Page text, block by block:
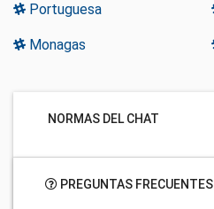
Portuguesa
Monagas
NORMAS DEL CHAT
PREGUNTAS FRECUENTES